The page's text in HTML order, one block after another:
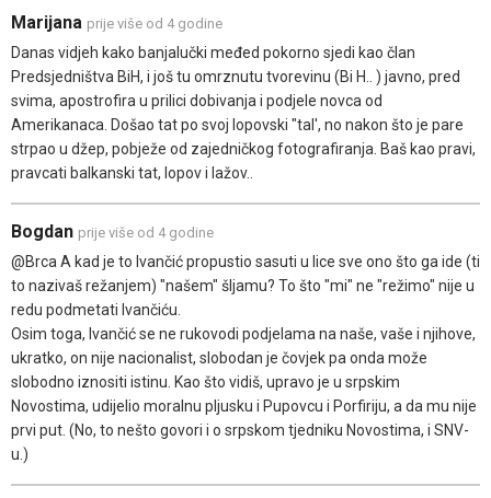
Marijana prije više od 4 godine
Danas vidjeh kako banjalučki međed pokorno sjedi kao član
Predsjedništva BiH, i još tu omrznutu tvorevinu (Bi H.. ) javno, pred
svima, apostrofira u prilici dobivanja i podjele novca od
Amerikanaca. Došao tat po svoj lopovski "tal', no nakon što je pare
strpao u džep, pobježe od zajedničkog fotografiranja. Baš kao pravi,
pravcati balkanski tat, lopov i lažov..
Bogdan prije više od 4 godine
@Brca A kad je to Ivančić propustio sasuti u lice sve ono što ga ide (ti
to nazivaš režanjem) "našem" šljamu? To što "mi" ne "režimo" nije u
redu podmetati Ivančiću.
Osim toga, Ivančić se ne rukovodi podjelama na naše, vaše i njihove,
ukratko, on nije nacionalist, slobodan je čovjek pa onda može
slobodno iznositi istinu. Kao što vidiš, upravo je u srpskim
Novostima, udijelio moralnu pljusku i Pupovcu i Porfiriju, a da mu nije
prvi put. (No, to nešto govori i o srpskom tjedniku Novostima, i SNV-
u.)